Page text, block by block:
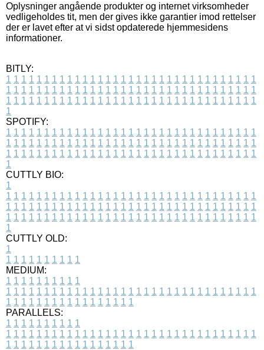
Oplysninger angående produkter og internet virksomheder
vedligeholdes tit, men der gives ikke garantier imod rettelser
der er lavet efter at vi sidst opdaterede hjemmesidens
informationer.
BITLY:
1 1 1 1 1 1 1 1 1 1 1 1 1 1 1 1 1 1 1 1 1 1 1 1 1 1 1 1 1 1 1 1 1
1 1 1 1 1 1 1 1 1 1 1 1 1 1 1 1 1 1 1 1 1 1 1 1 1 1 1 1 1 1 1 1 1
1 1 1 1 1 1 1 1 1 1 1 1 1 1 1 1 1 1 1 1 1 1 1 1 1 1 1 1 1 1 1 1 1
1
SPOTIFY:
1 1 1 1 1 1 1 1 1 1 1 1 1 1 1 1 1 1 1 1 1 1 1 1 1 1 1 1 1 1 1 1 1
1 1 1 1 1 1 1 1 1 1 1 1 1 1 1 1 1 1 1 1 1 1 1 1 1 1 1 1 1 1 1 1 1
1 1 1 1 1 1 1 1 1 1 1 1 1 1 1 1 1 1 1 1 1 1 1 1 1 1 1 1 1 1 1 1 1
1
CUTTLY BIO:
1
1 1 1 1 1 1 1 1 1 1 1 1 1 1 1 1 1 1 1 1 1 1 1 1 1 1 1 1 1 1 1 1 1
1 1 1 1 1 1 1 1 1 1 1 1 1 1 1 1 1 1 1 1 1 1 1 1 1 1 1 1 1 1 1 1 1
1 1 1 1 1 1 1 1 1 1 1 1 1 1 1 1 1 1 1 1 1 1 1 1 1 1 1 1 1 1 1 1 1
1
CUTTLY OLD:
1
1 1 1 1 1 1 1 1 1 1
MEDIUM:
1 1 1 1 1 1 1 1 1 1
1 1 1 1 1 1 1 1 1 1 1 1 1 1 1 1 1 1 1 1 1 1 1 1 1 1 1 1 1 1 1 1 1
1 1 1 1 1 1 1 1 1 1 1 1 1 1 1 1 1
PARALLELS:
1 1 1 1 1 1 1 1 1 1
1 1 1 1 1 1 1 1 1 1 1 1 1 1 1 1 1 1 1 1 1 1 1 1 1 1 1 1 1 1 1 1 1
1 1 1 1 1 1 1 1 1 1 1 1 1 1 1 1 1